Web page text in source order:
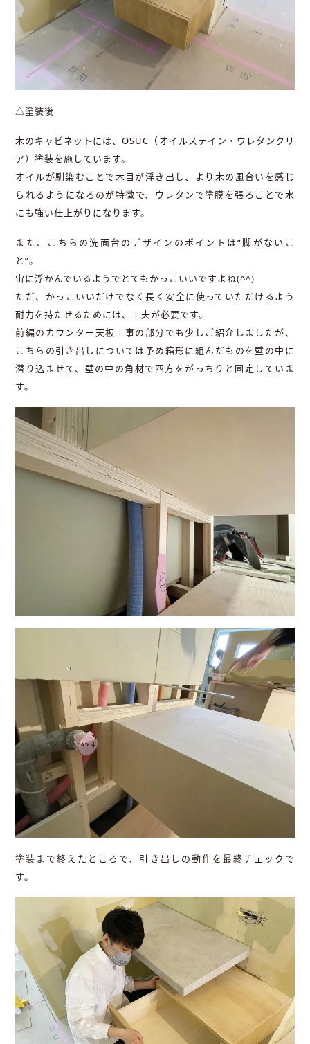
△塗装後
木のキャビネットには、OSUC（オイルステイン・ウレタンクリ
ア）塗装を施しています。
オイルが馴染むことで木目が浮き出し、より木の風合いを感じ
られるようになるのが特徴で、ウレタンで塗膜を張ることで水
にも強い仕上がりになります。
また、こちらの洗面台のデザインのポイントは“脚がないこ
と”。
宙に浮かんでいるようでとてもかっこいいですよね(^^)
ただ、かっこいいだけでなく長く安全に使っていただけるよう
耐力を持たせるためには、工夫が必要です。
前編のカウンター天板工事の部分でも少しご紹介しましたが、
こちらの引き出しについては予め箱形に組んだものを壁の中に
潜り込ませて、壁の中の角材で四方をがっちりと固定していま
す。
塗装まで終えたところで、引き出しの動作を最終チェックで
す。